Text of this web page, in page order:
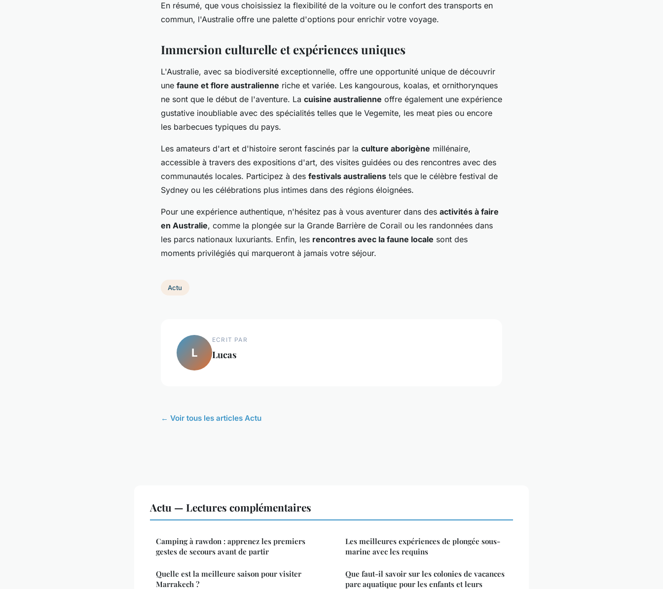
En résumé, que vous choisissiez la flexibilité de la voiture ou le confort des transports en
commun, l'Australie offre une palette d'options pour enrichir votre voyage.
Immersion culturelle et expériences uniques
L'Australie, avec sa biodiversité exceptionnelle, offre une opportunité unique de découvrir
une faune et flore australienne riche et variée. Les kangourous, koalas, et ornithorynques
ne sont que le début de l'aventure. La cuisine australienne offre également une expérience
gustative inoubliable avec des spécialités telles que le Vegemite, les meat pies ou encore
les barbecues typiques du pays.
Les amateurs d'art et d'histoire seront fascinés par la culture aborigène millénaire,
accessible à travers des expositions d'art, des visites guidées ou des rencontres avec des
communautés locales. Participez à des festivals australiens tels que le célèbre festival de
Sydney ou les célébrations plus intimes dans des régions éloignées.
Pour une expérience authentique, n'hésitez pas à vous aventurer dans des activités à faire
en Australie, comme la plongée sur la Grande Barrière de Corail ou les randonnées dans
les parcs nationaux luxuriants. Enfin, les rencontres avec la faune locale sont des
moments privilégiés qui marqueront à jamais votre séjour.
Actu
L
ECRIT PAR
Lucas
← Voir tous les articles Actu
Actu — Lectures complémentaires
Camping à rawdon : apprenez les premiers
gestes de secours avant de partir
Quelle est la meilleure saison pour visiter
Marrakech ?
Les meilleures expériences de plongée sous-
marine avec les requins
Que faut-il savoir sur les colonies de vacances
parc aquatique pour les enfants et leurs